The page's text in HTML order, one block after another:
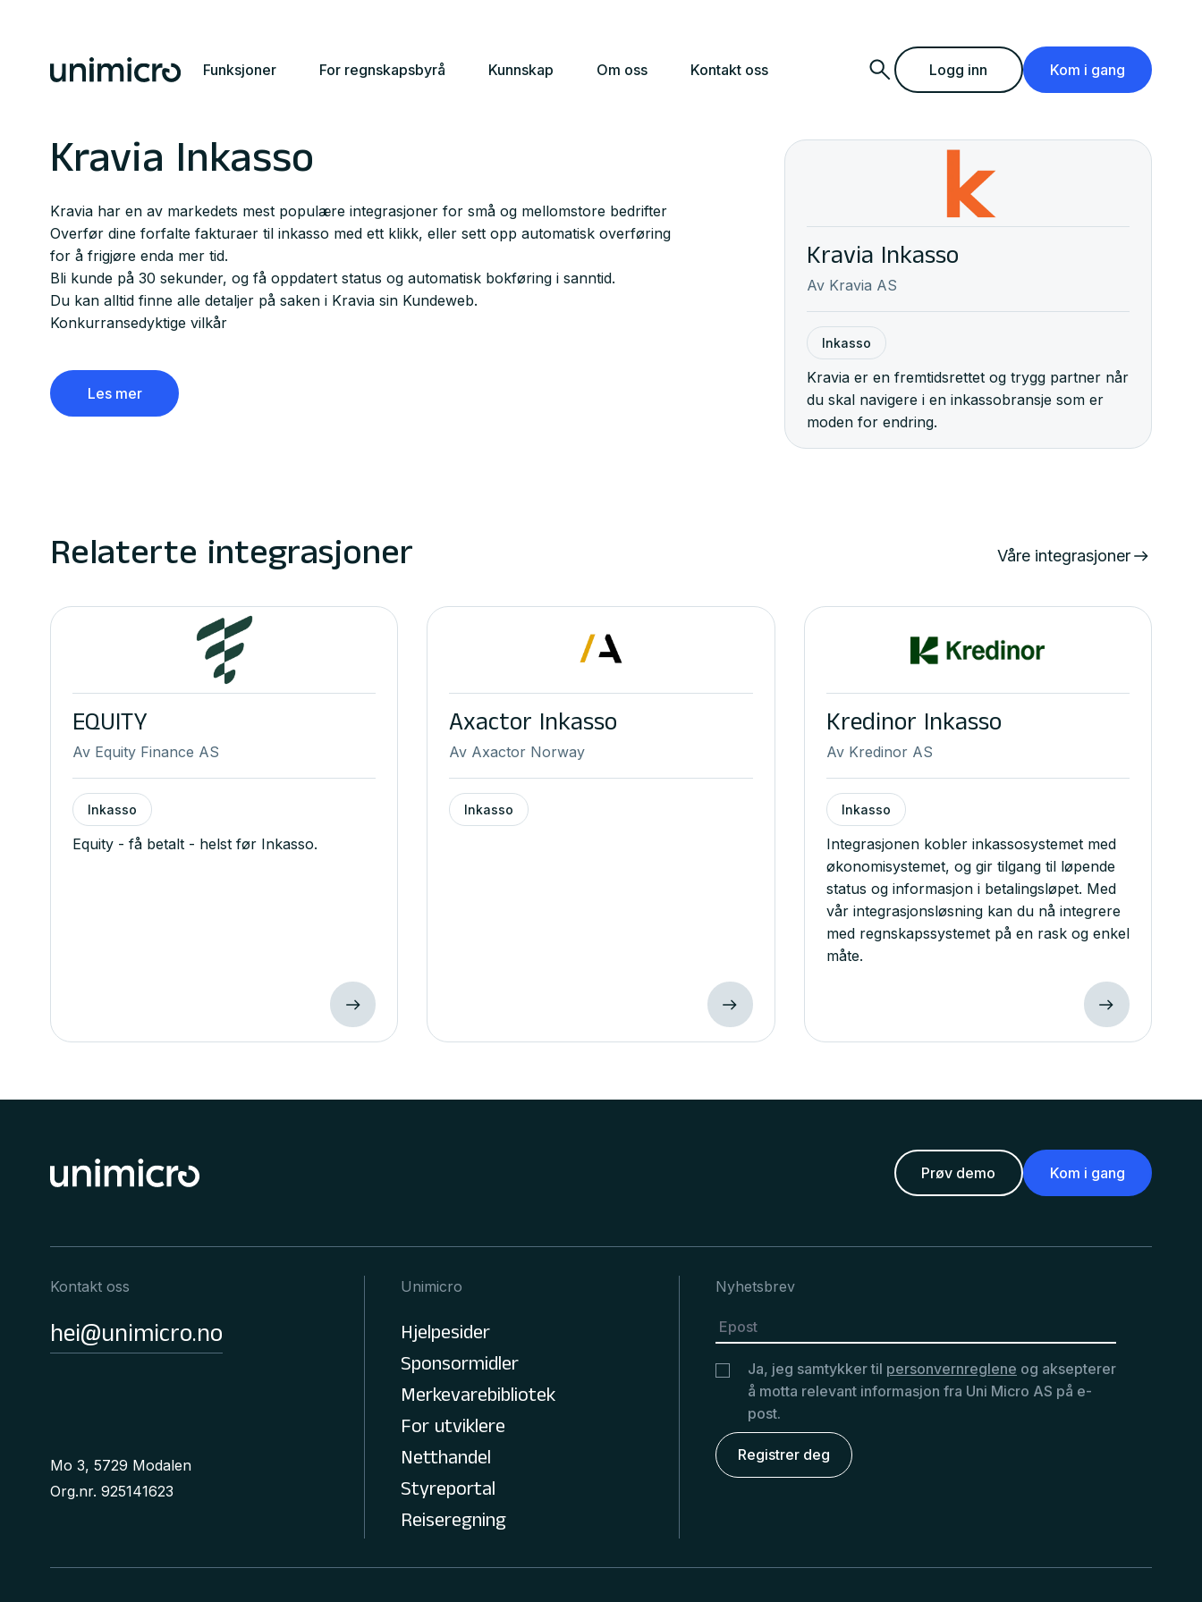
Funksjoner For regnskapsbyrå Kunnskap Om oss Kontakt oss Logg inn Kom i gang
Kravia Inkasso
Kravia har en av markedets mest populære integrasjoner for små og mellomstore bedrifter
Overfør dine forfalte fakturaer til inkasso med ett klikk, eller sett opp automatisk overføring
for å frigjøre enda mer tid.
Bli kunde på 30 sekunder, og få oppdatert status og automatisk bokføring i sanntid.
Du kan alltid finne alle detaljer på saken i Kravia sin Kundeweb.
Konkurransedyktige vilkår
Les mer
Kravia Inkasso
Av Kravia AS
Inkasso
Kravia er en fremtidsrettet og trygg partner når
du skal navigere i en inkassobransje som er
moden for endring.
Relaterte integrasjoner Våre integrasjoner
EQUITY
Av Equity Finance AS
Inkasso
Equity - få betalt - helst før Inkasso.
Axactor Inkasso
Av Axactor Norway
Inkasso
Kredinor Inkasso
Av Kredinor AS
Inkasso
Integrasjonen kobler inkassosystemet med
økonomisystemet, og gir tilgang til løpende
status og informasjon i betalingsløpet. Med
vår integrasjonsløsning kan du nå integrere
med regnskapssystemet på en rask og enkel
måte.
Prøv demo Kom i gang
Kontakt oss
hei@unimicro.no
Mo 3, 5729 Modalen
Org.nr. 925141623
Unimicro
Hjelpesider
Sponsormidler
Merkevarebibliotek
For utviklere
Netthandel
Styreportal
Reiseregning
Nyhetsbrev
Ja, jeg samtykker til personvernreglene og aksepterer
å motta relevant informasjon fra Uni Micro AS på e-
post.